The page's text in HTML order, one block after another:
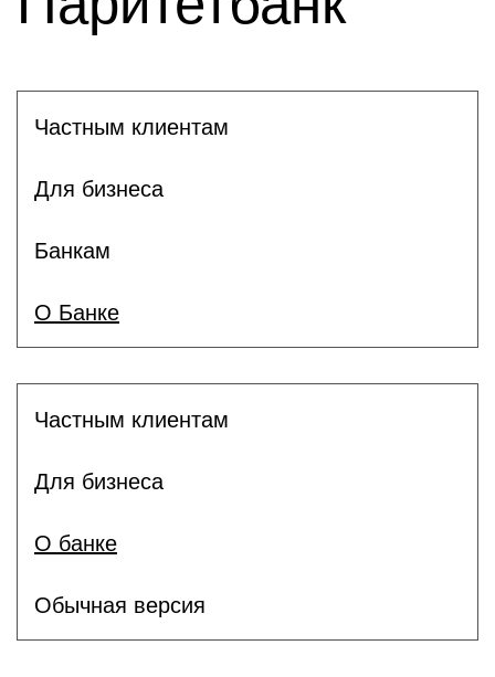
Частным клиентам
Для бизнеса
Банкам
О Банке
Частным клиентам
Для бизнеса
О банке
Обычная версия